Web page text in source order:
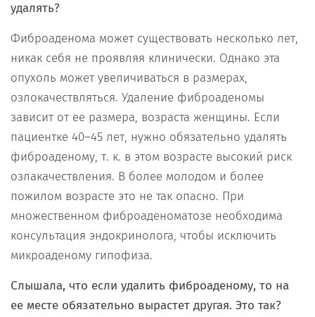
удалять?
Фиброаденома может существовать несколько лет,
никак себя не проявляя клинически. Однако эта
опухоль может увеличиваться в размерах,
озлокачествляться. Удаление фиброаденомы
зависит от ее размера, возраста женщины. Если
пациентке 40–45 лет, нужно обязательно удалять
фиброаденому, т. к. в этом возрасте высокий риск
озлакачествления. В более молодом и более
пожилом возрасте это не так опасно. При
множественном фиброаденоматозе необходима
консультация эндокринолога, чтобы исключить
микроаденому гипофиза.
Слышала, что если удалить фиброаденому, то на
ее месте обязательно вырастет другая. Это так?